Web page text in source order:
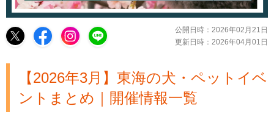
公開日時： 2026年02月21日
更新日時： 2026年04月01日
【2026年3月】東海の犬・ペットイベ
ントまとめ｜開催情報一覧